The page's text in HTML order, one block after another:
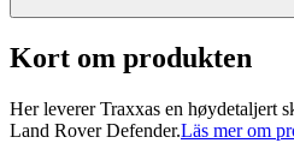
Kort om produkten
Her leverer Traxxas en høydetaljert
Land Rover Defender.Läs mer om